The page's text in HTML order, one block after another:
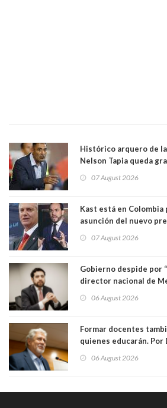
Histórico arquero de
Nelson Tapia queda
07 August 2026
Kast está en
asunción del nuevo
07 August 2026
Gobierno despide por
director nacional de
06 August 2026
Formar docentes
quienes educarán. Por
Académicos U.
06 August 2026